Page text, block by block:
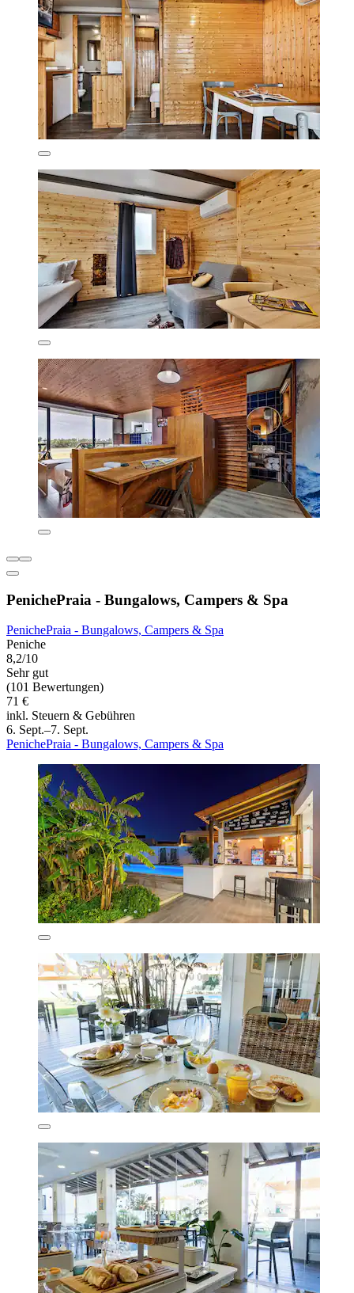
PenichePraia - Bungalows, Campers & Spa
PenichePraia - Bungalows, Campers & Spa
Peniche
8,2/10
Sehr gut
(101 Bewertungen)
71 €
inkl. Steuern & Gebühren
6. Sept.–7. Sept.
PenichePraia - Bungalows, Campers & Spa